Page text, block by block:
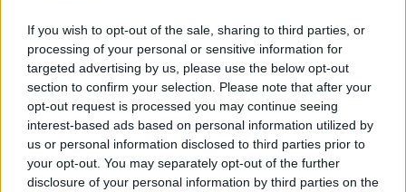
If you wish to opt-out of the sale, sharing to third parties, or
processing of your personal or sensitive information for
targeted advertising by us, please use the below opt-out
section to confirm your selection. Please note that after your
opt-out request is processed you may continue seeing
interest-based ads based on personal information utilized by
us or personal information disclosed to third parties prior to
your opt-out. You may separately opt-out of the further
disclosure of your personal information by third parties on the
Serie A 2026/27, Milan e Inter contro il
Monza